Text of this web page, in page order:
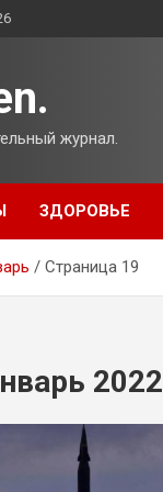
журнал.
ЗДОРОВЬЕ
Страница 19
2022